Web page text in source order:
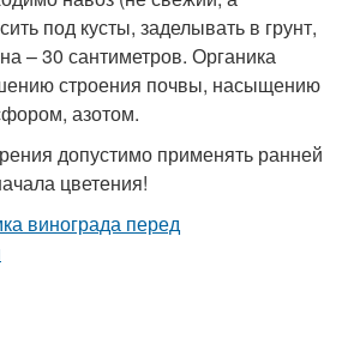
под кусты, заделывать в грунт,
– 30 сантиметров. Органика
строения почвы, насыщению
азотом.
допустимо применять ранней
цветения!